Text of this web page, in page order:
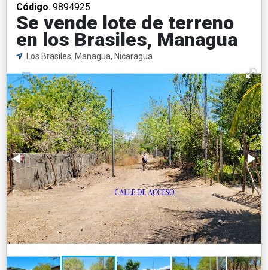
Código. 9894925
Se vende lote de terreno
en los Brasiles, Managua
Los Brasiles, Managua, Nicaragua